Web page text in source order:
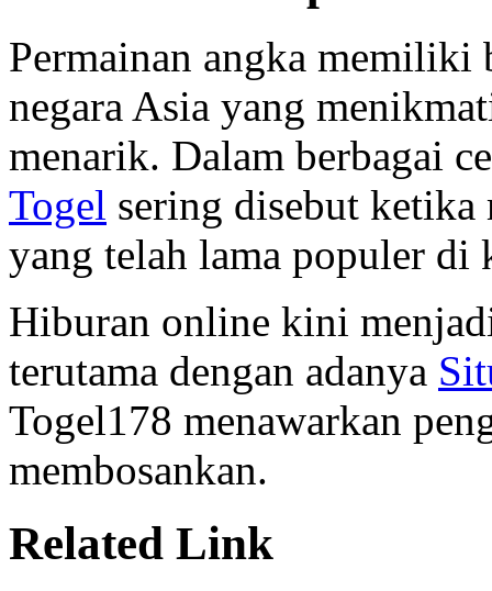
Permainan angka memiliki
negara Asia yang
menarik. Dalam berbagai
Togel sering disebut ketika
yang telah lama populer di
Hiburan online kini
terutama dengan adanya
Togel178 menawarkan
membosankan.
Related Link